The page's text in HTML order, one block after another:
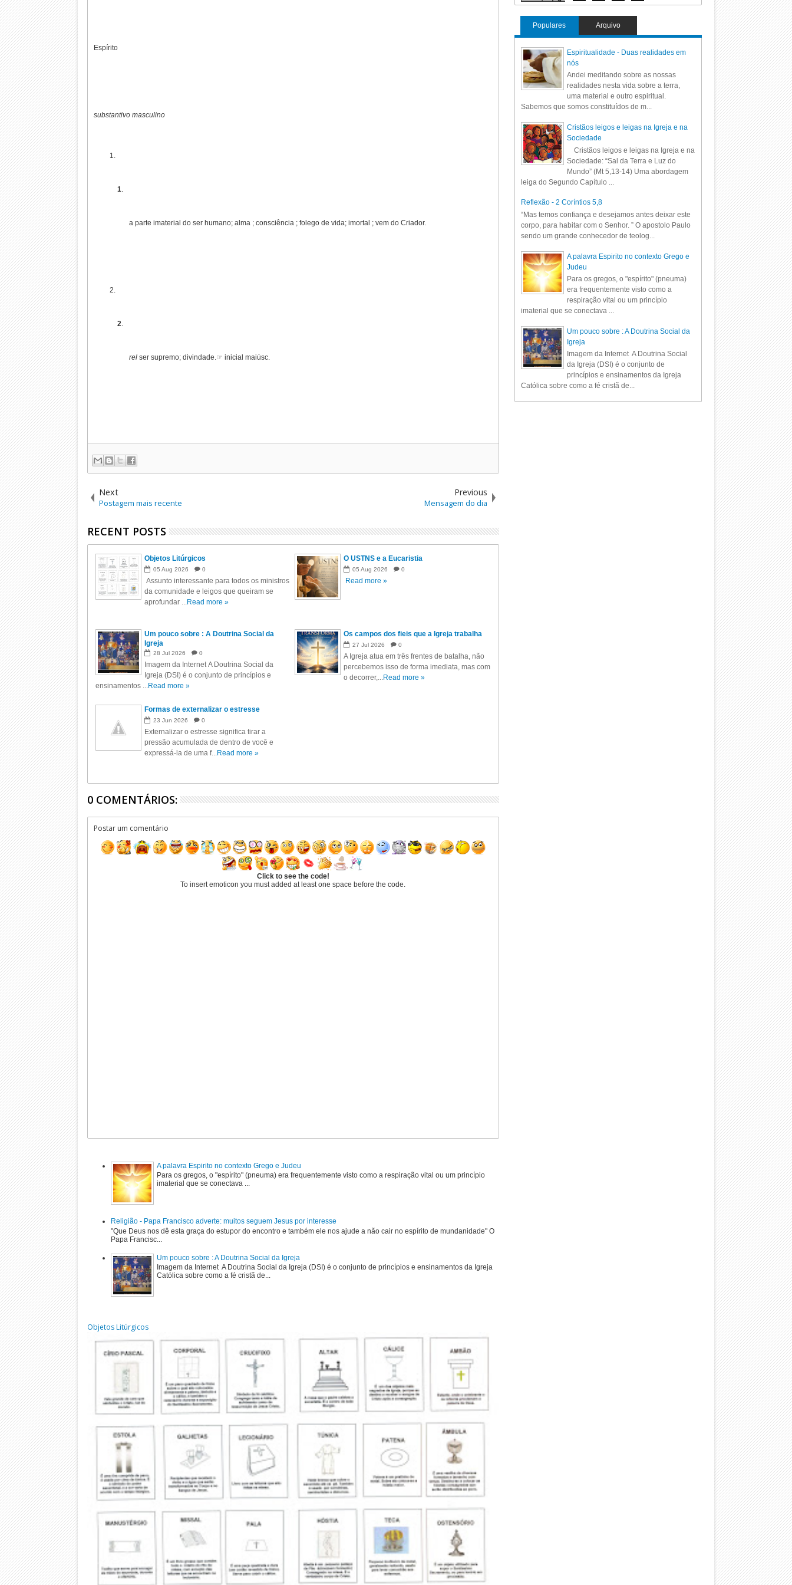
Espírito
substantivo masculino
1.
a parte imaterial do ser humano; alma ; consciência ; folego de vida; imortal ; vem do Criador.
2.
rel ser supremo; divindade.☞ inicial maiúsc.
Next
Postagem mais recente
Previous
Mensagem do dia
RECENT POSTS
Objetos Litúrgicos
05 Aug 2026 0
Assunto interessante para todos os ministros
da comunidade e leigos que queiram se
aprofundar ...Read more »
O USTNS e a Eucaristia
05 Aug 2026 0
Read more »
Um pouco sobre : A Doutrina Social da
Igreja
28 Jul 2026 0
Imagem da Internet A Doutrina Social da
Igreja (DSI) é o conjunto de princípios e
ensinamentos ...Read more »
Os campos dos fieis que a Igreja trabalha
27 Jul 2026 0
A Igreja atua em três frentes de batalha, não
percebemos isso de forma imediata, mas com
o decorrer,...Read more »
Formas de externalizar o estresse
23 Jun 2026 0
Externalizar o estresse significa tirar a
pressão acumulada de dentro de você e
expressá-la de uma f...Read more »
0 COMENTÁRIOS:
Postar um comentário
Click to see the code!
To insert emoticon you must added at least one space before the code.
A palavra Espirito no contexto Grego e Judeu
Para os gregos, o "espírito" (pneuma) era frequentemente visto como a respiração vital ou um princípio
imaterial que se conectava ...
Religião - Papa Francisco adverte: muitos seguem Jesus por interesse
"Que Deus nos dê esta graça do estupor do encontro e também ele nos ajude a não cair no espírito de mundanidade" O
Papa Francisc...
Um pouco sobre : A Doutrina Social da Igreja
Imagem da Internet A Doutrina Social da Igreja (DSI) é o conjunto de princípios e ensinamentos da Igreja
Católica sobre como a fé cristã de...
Objetos Litúrgicos
Populares Arquivo
Espiritualidade - Duas realidades em
nós
Andei meditando sobre as nossas
realidades nesta vida sobre a terra,
uma material e outro espiritual.
Sabemos que somos constituídos de m...
Cristãos leigos e leigas na Igreja e na
Sociedade
Cristãos leigos e leigas na Igreja e na
Sociedade: “Sal da Terra e Luz do
Mundo” (Mt 5,13-14) Uma abordagem
leiga do Segundo Capítulo ...
Reflexão - 2 Coríntios 5,8
“Mas temos confiança e desejamos antes deixar este
corpo, para habitar com o Senhor. ” O apostolo Paulo
sendo um grande conhecedor de teolog...
A palavra Espirito no contexto Grego e
Judeu
Para os gregos, o "espírito" (pneuma)
era frequentemente visto como a
respiração vital ou um princípio
imaterial que se conectava ...
Um pouco sobre : A Doutrina Social da
Igreja
Imagem da Internet A Doutrina Social
da Igreja (DSI) é o conjunto de
princípios e ensinamentos da Igreja
Católica sobre como a fé cristã de...